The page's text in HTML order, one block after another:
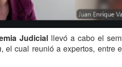
Judicialllevó a cabo el
, el cual reunió a expertos, entre